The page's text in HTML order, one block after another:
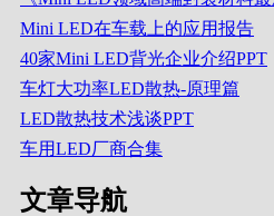
Mini LED在车载上的应用报告
40家Mini LED背光企业介绍PPT
车灯大功率LED散热-原理篇
LED散热技术浅谈PPT
车用LED厂商合集
文章导航